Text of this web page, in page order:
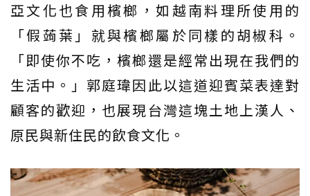
亞文化也食用檳榔，如越南料理所使用的
「假蒟葉」就與檳榔屬於同樣的胡椒科。
「即使你不吃，檳榔還是經常出現在我們的
生活中。」郭庭瑋因此以這道迎賓菜表達對
顧客的歡迎，也展現台灣這塊土地上漢人、
原民與新住民的飲食文化。